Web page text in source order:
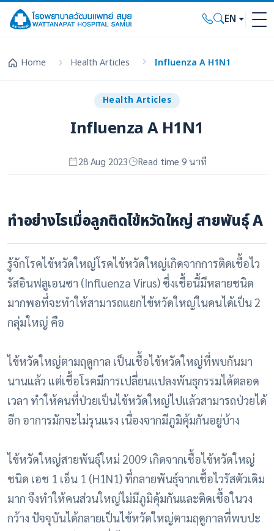
EN
Home Health Articles Influenza A H1N1
Health Articles
Influenza A H1N1
28 Aug 2023 Read time 9 นาที
ทำอย่างไรเมื่อลูกติดไข้หวัดใหญ่ สายพันธุ์A
รู้จักโรคไข้หวัดใหญ่โรคไข้หวัดใหญ่เกิดจากการติดเชื้อไว
รัสอินฟลูเอนซา (Influenza Virus) ซึ่งเชื้อนี้มีหลายชนิด
มากพอที่จะทำให้สามารถแยกไข้หวัดใหญ่ในคนได้เป็น 2
กลุ่มใหญ่ คือ
ไข้หวัดใหญ่ตามฤดูกาล เป็นเชื้อไข้หวัดใหญ่ที่พบกันมา
นานแล้ว แต่เชื้อโรคมีการเปลี่ยนแปลงพันธุกรรมได้ตลอด
เวลา ทำให้คนที่ป่วยเป็นไข้หวัดใหญ่ไปแล้วสามารถป่วยได้
อีก อาการมักจะไม่รุนแรง เนื่องจากมีภูมิคุ้มกันอยู่บ้าง
ไข้หวัดใหญ่สายพันธุ์ใหม่ 2009 เกิดจากเชื้อไข้หวัดใหญ่
ชนิด เอช 1 เอ็น 1 (H1N1) ที่กลายพันธุ์จากเชื้อไวรัสตัวเดิม
มาก จึงทำให้คนส่วนใหญ่ไม่มีภูมิคุ้มกันและติดเชื้อในวง
กว้าง ปัจจุบันได้กลายเป็นไข้หวัดใหญ่ตามฤดูกาลที่พบปะ